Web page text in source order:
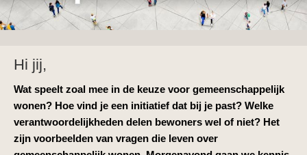
Hi jij,
Wat speelt zoal mee in de keuze voor gemeenschappelijk
wonen? Hoe vind je een initiatief dat bij je past? Welke
verantwoordelijkheden delen bewoners wel of niet? Het
zijn voorbeelden van vragen die leven over